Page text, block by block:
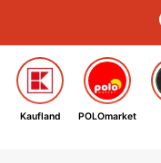
Kaufland POLOmarket